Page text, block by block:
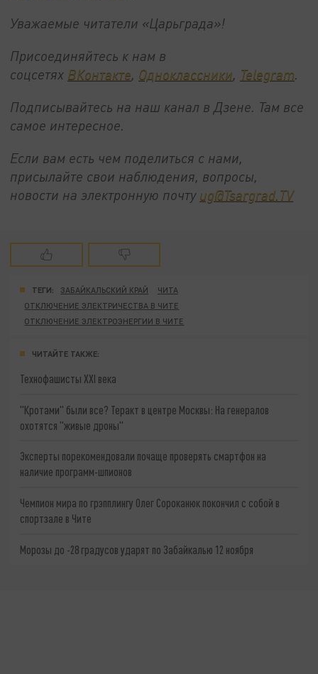
Уважаемые читатели «Царьграда»!
Присоединяйтесь к нам в
соцсетях ВКонтакте, Одноклассники, Telegram.
Подписывайтесь на наш канал в Дзене. Там все
самое интересное.
Если вам есть чем поделиться с нами,
присылайте свои наблюдения, вопросы,
новости на электронную почту ug@Tsargrad.TV
ТЕГИ: ЗАБАЙКАЛЬСКИЙ КРАЙ
ЧИТА
ОТКЛЮЧЕНИЕ ЭЛЕКТРИЧЕСТВА В ЧИТЕ
ОТКЛЮЧЕНИЕ ЭЛЕКТРОЭНЕРГИИ В ЧИТЕ
ЧИТАЙТЕ ТАКЖЕ:
Технофашисты XXI века
"Кротами" были все? Теракт в центре Москвы: На генералов
охотятся "живые дроны"
Эксперты порекомендовали почаще проверять смартфон на
наличие программ-шпионов
Чемпион мира по грэпплингу Олег Сороканюк покончил с собой в
спортзале в Чите
Морозы до -28 градусов ударят по Забайкалью 12 ноября